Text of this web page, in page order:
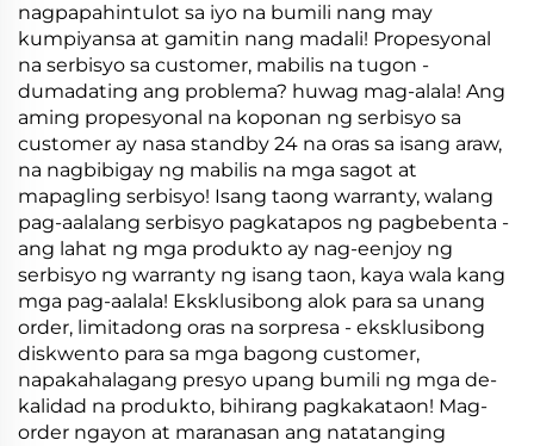
nagpapahintulot sa iyo na bumili nang may
kumpiyansa at gamitin nang madali! Propesyonal
na serbisyo sa customer, mabilis na tugon -
dumadating ang problema? huwag mag-alala! Ang
aming propesyonal na koponan ng serbisyo sa
customer ay nasa standby 24 na oras sa isang araw,
na nagbibigay ng mabilis na mga sagot at
mapagling serbisyo! Isang taong warranty, walang
pag-aalalang serbisyo pagkatapos ng pagbebenta -
ang lahat ng mga produkto ay nag-eenjoy ng
serbisyo ng warranty ng isang taon, kaya wala kang
mga pag-aalala! Eksklusibong alok para sa unang
order, limitadong oras na sorpresa - eksklusibong
diskwento para sa mga bagong customer,
napakahalagang presyo upang bumili ng mga de-
kalidad na produkto, bihirang pagkakataon! Mag-
order ngayon at maranasan ang natatanging